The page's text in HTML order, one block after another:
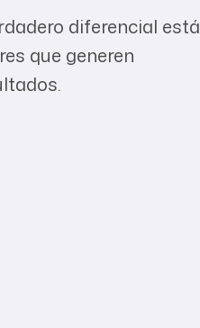
diferencial está
que generen